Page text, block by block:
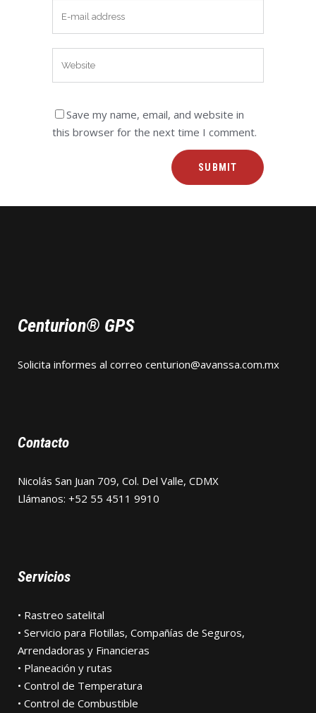
Save my name, email, and website in
this browser for the next time I comment.
Centurion® GPS
Solicita informes al correo centurion@avanssa.com.mx
Contacto
Nicolás San Juan 709, Col. Del Valle, CDMX
Llámanos: +52 55 4511 9910
Servicios
• Rastreo satelital
• Servicio para Flotillas, Compañías de Seguros,
Arrendadoras y Financieras
• Planeación y rutas
• Control de Temperatura
• Control de Combustible